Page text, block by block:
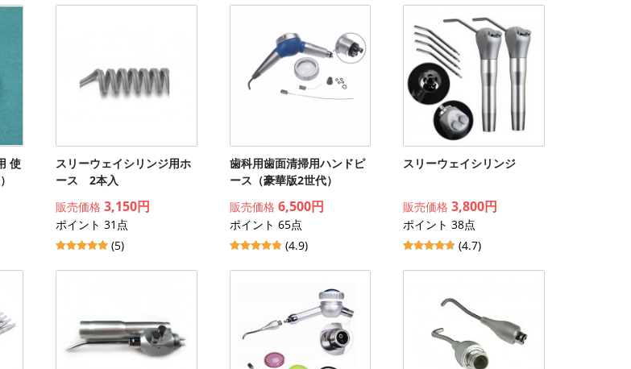
使
スリーウェイシリンジ用ホ
ース 2本入
販売価格3,150円
ポイント 31点
(5)
歯科用歯面清掃用ハンドピ
ース（豪華版2世代）
販売価格 6,500円
ポイント 65点
(4.9)
スリーウェイシリンジ
販売価格3,800円
ポイント 38点
(4.7)